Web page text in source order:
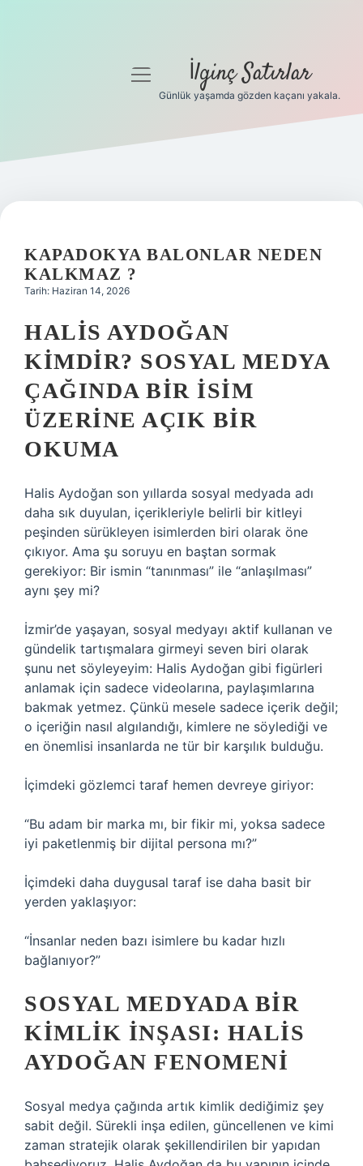
Gizlilik Politikası
Yasal Uyarı
menüyü
İlginç Satırlar
Günlük yaşamda gözden kaçanı yakala.
KAPADOKYA BALONLAR NEDEN
KALKMAZ ?
Tarih: Haziran 14, 2026
HALIS AYDOĞAN
KIMDIR? SOSYAL MEDYA
ÇAĞINDA BIR İSIM
ÜZERINE AÇIK BIR
OKUMA
Halis Aydoğan son yıllarda sosyal medyada adı
daha sık duyulan, içerikleriyle belirli bir kitleyi
peşinden sürükleyen isimlerden biri olarak öne
çıkıyor. Ama şu soruyu en baştan sormak
gerekiyor: Bir ismin “tanınması” ile “anlaşılması”
aynı şey mi?
İzmir’de yaşayan, sosyal medyayı aktif kullanan ve
gündelik tartışmalara girmeyi seven biri olarak
şunu net söyleyeyim: Halis Aydoğan gibi figürleri
anlamak için sadece videolarına, paylaşımlarına
bakmak yetmez. Çünkü mesele sadece içerik değil;
o içeriğin nasıl algılandığı, kimlere ne söylediği ve
en önemlisi insanlarda ne tür bir karşılık bulduğu.
İçimdeki gözlemci taraf hemen devreye giriyor:
“Bu adam bir marka mı, bir fikir mi, yoksa sadece
iyi paketlenmiş bir dijital persona mı?”
İçimdeki daha duygusal taraf ise daha basit bir
yerden yaklaşıyor:
“İnsanlar neden bazı isimlere bu kadar hızlı
bağlanıyor?”
SOSYAL MEDYADA BIR
KIMLIK İNŞASI: HALIS
AYDOĞAN FENOMENI
Sosyal medya çağında artık kimlik dediğimiz şey
sabit değil. Sürekli inşa edilen, güncellenen ve kimi
zaman stratejik olarak şekillendirilen bir yapıdan